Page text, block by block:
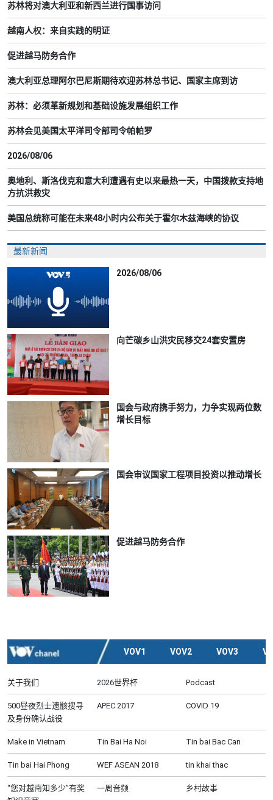
苏林将对澳大利亚和新西兰进行国事访问
越南人权：来自实践的明证
促进越马防务合作
澳大利亚总理阿尔巴尼斯期待欢迎苏林总书记、国家主席到访
苏林：必须革新规划和基础设施发展组织工作
苏林会见美国太平洋司令部司令帕帕罗
2026/08/06
奥地利、斯洛伐克和意大利遭遇有史以来最热一天，中国拨款支持地
方抗洪救灾
美国总统称可能在未来48小时内公布关于霍尔木兹海峡的协议
最新新闻
2026/08/06
向芒碳乡山洪灾民移交24套安置房
国会与政府携手努力，力争实现两位数
增长目标
国会审议国家工程项目投资以推动增长
促进越马防务合作
VOV1 VOV2 VOV3
关于我们 2026世界杯 Podcast
500昼夜烈士遗骸搜寻
及身份确认战役
APEC 2017 COVID 19
Make in Vietnam Tin Bai Ha Noi Tin bai Bac Can
Tin bai Hai Phong WEF ASEAN 2018 tin khai thac
“您对越南知多少”有奖
一周音频 乡村故事